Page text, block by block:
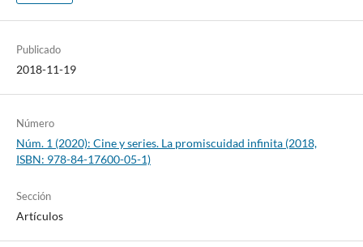
Publicado
2018-11-19
Número
Núm. 1 (2020): Cine y series. La promiscuidad infinita (2018,
ISBN: 978-84-17600-05-1)
Sección
Artículos